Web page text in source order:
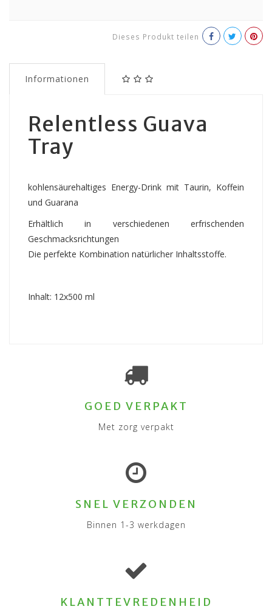
Dieses Produkt teilen
Informationen
Relentless Guava
Tray
kohlensäurehaltiges Energy-Drink mit Taurin, Koffein
und Guarana
Erhältlich in verschiedenen erfrischenden
Geschmacksrichtungen
Die perfekte Kombination natürlicher Inhaltsstoffe.
Inhalt: 12x500 ml
GOED VERPAKT
Met zorg verpakt
SNEL VERZONDEN
Binnen 1-3 werkdagen
KLANTTEVREDENHEID